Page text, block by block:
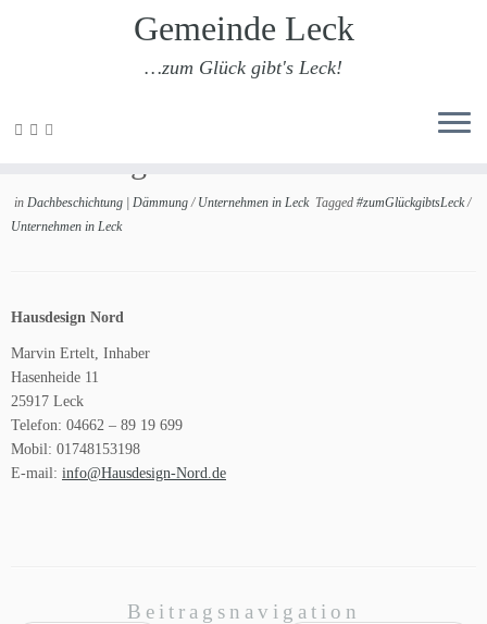
Zum
Gemeinde Leck
…zum Glück gibt's Leck!
in Dachbeschichtung | Dämmung/ Unternehmen in Leck Tagged #zumGlückgibtsLeck/
Unternehmen in Leck
Hausdesign Nord
Marvin Ertelt, Inhaber
Hasenheide 11
25917 Leck
Telefon: 04662 – 89 19 699
Mobil: 01748153198
E-mail: info@Hausdesign-Nord.de
Beitragsnavigation